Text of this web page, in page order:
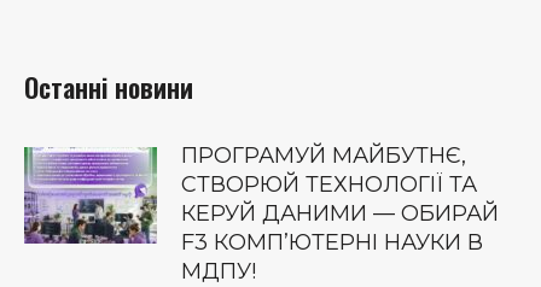
Останні новини
ПРОГРАМУЙ МАЙБУТНЄ,
СТВОРЮЙ ТЕХНОЛОГІЇ ТА
КЕРУЙ ДАНИМИ — ОБИРАЙ
F3 КОМП’ЮТЕРНІ НАУКИ В
МДПУ!